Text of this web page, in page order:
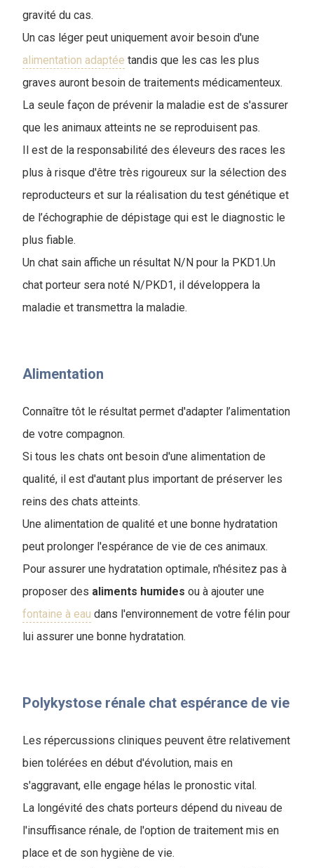
gravité du cas.
Un cas léger peut uniquement avoir besoin d'une
alimentation adaptée tandis que les cas les plus
graves auront besoin de traitements médicamenteux.
La seule façon de prévenir la maladie est de s'assurer
que les animaux atteints ne se reproduisent pas.
Il est de la responsabilité des éleveurs des races les
plus à risque d'être très rigoureux sur la sélection des
reproducteurs et sur la réalisation du test génétique et
de l’échographie de dépistage qui est le diagnostic le
plus fiable.
Un chat sain affiche un résultat N/N pour la PKD1.Un
chat porteur sera noté N/PKD1, il développera la
maladie et transmettra la maladie.
Alimentation
Connaître tôt le résultat permet d'adapter l’alimentation
de votre compagnon.
Si tous les chats ont besoin d'une alimentation de
qualité, il est d'autant plus important de préserver les
reins des chats atteints.
Une alimentation de qualité et une bonne hydratation
peut prolonger l'espérance de vie de ces animaux.
Pour assurer une hydratation optimale, n'hésitez pas à
proposer des aliments humides ou à ajouter une
fontaine à eau dans l'environnement de votre félin pour
lui assurer une bonne hydratation.
Polykystose rénale chat espérance de vie
Les répercussions cliniques peuvent être relativement
bien tolérées en début d'évolution, mais en
s'aggravant, elle engage hélas le pronostic vital.
La longévité des chats porteurs dépend du niveau de
l'insuffisance rénale, de l'option de traitement mis en
place et de son hygiène de vie.